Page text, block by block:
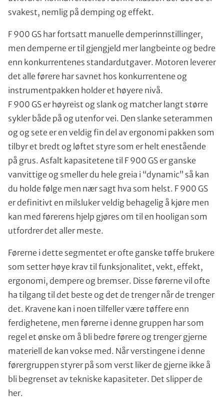
svakest, nemlig på demping og effekt.
F 900 GS har fortsatt manuelle demperinnstillinger,
men demperne er til gjengjeld mer langbeinte og bedre
enn konkurrentenes standardutgaver. Motoren leverer
det alle førere har savnet hos konkurrentene og
instrumentpakken holder et høyere nivå.
F 900 GS er høyreist og slank og matcher langt større
sykler både på og utenfor vei. Den slanke seterammen
og og sete er en veldig fin del av ergonomi pakken som
tilbyr et bredt og løftet styre som er helt enestående
på grus. Asfalt kapasitetene til F 900 GS er ganske
vanvittige og smeller du hele greia i “dynamic” så kan
du holde følge men nær sagt hva som helst. F 900 GS
er definitivt en milsluker veldig behagelig å kjøre men
kan med førerens hjelp gjøres om til en hooligan som
utfordrer det aller meste.
Førerne i dette segmentet er ofte ganske tøffe brukere
som setter høye krav til funksjonalitet, vekt, effekt,
ergonomi, dempere og bremser. Disse førerne vil ofte
ha tilgang til det beste og det de trenger når de trenger
det. Kravene kan i noen tilfeller være tøffere enn
ferdighetene, men førerne i denne gruppen har som
regel et ønske om å bli bedre førere og trenger gjerne
materiell de kan vokse med. Når verstingene i denne
førergruppen styrer på som verst liker de gjerne ikke å
bli begrenset av tekniske kapasiteter. Det slipper de
her.